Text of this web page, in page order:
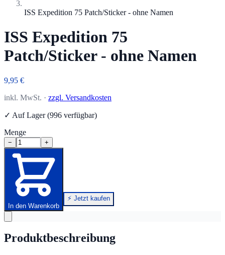
ISS Expedition 75 Patch/Sticker - ohne Namen
ISS Expedition 75
Patch/Sticker - ohne Namen
9,95 €
inkl. MwSt. · zzgl. Versandkosten
✓ Auf Lager (996 verfügbar)
Menge
− +
In den Warenkorb
⚡ Jetzt kaufen
Produktbeschreibung